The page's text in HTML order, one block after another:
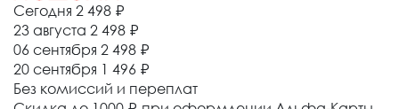
Сегодня 2 498 ₽
23 августа 2 498 ₽
06 сентября 2 498 ₽
20 сентября 1 496 ₽
Без комиссий и переплат